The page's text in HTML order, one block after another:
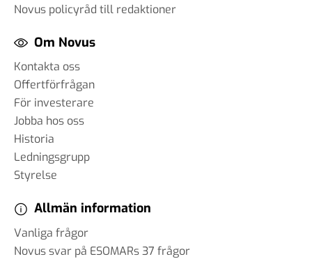
Novus policyråd till redaktioner
Om Novus
Kontakta oss
Offertförfrågan
För investerare
Jobba hos oss
Historia
Ledningsgrupp
Styrelse
Allmän information
Vanliga frågor
Novus svar på ESOMARs 37 frågor